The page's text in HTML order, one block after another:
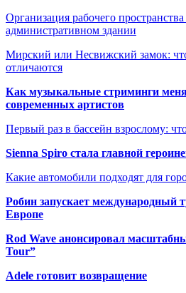
Организация рабочего
административном здании
Мирский или Несвижский замок:
отличаются
Как музыкальные стриминги
современных артистов
Первый раз в бассейн взрослому:
Sienna Spiro стала главной
Какие автомобили подходят для
Робин запускает международный
Европе
Rod Wave анонсировал
Tour”
Adele готовит возвращение